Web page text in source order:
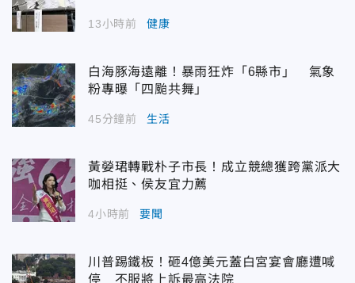
13小時前 健康
白海豚海遠離！暴雨狂炸「6縣市」 氣象
粉專曝「四颱共舞」
45分鐘前 生活
黃嫈珺轉戰朴子市長！成立競總獲跨黨派大
咖相挺、侯友宜力薦
4小時前 要聞
川普踢鐵板！砸4億美元蓋白宮宴會廳遭喊
停 不服將上訴最高法院